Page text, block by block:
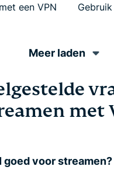
een VPN
Meer laden
met
goed voor streamen?